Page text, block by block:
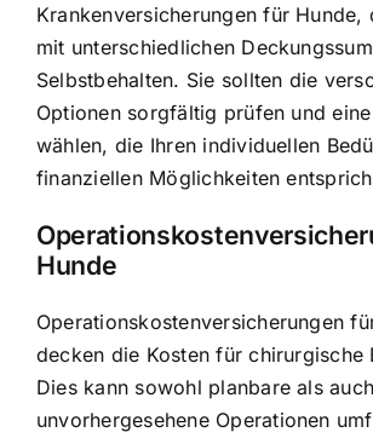
Krankenversicherungen für Hunde,
mit unterschiedlichen
Selbstbehalten. Sie sollten die
Optionen sorgfältig prüfen und
wählen, die Ihren individuellen
finanziellen Möglichkeiten
Hunde
Operationskostenversicherungen
decken die Kosten für chirurgische
Dies kann sowohl planbare als auch
unvorhergesehene Operationen